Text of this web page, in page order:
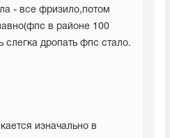
- все фризило,потом
в районе 100
слегка дропать фпс стало.
изначально в